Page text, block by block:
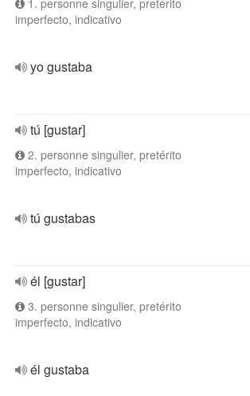
1. personne singulier, pretérito
imperfecto, indicativo
yo gustaba
tú [gustar]
2. personne singulier, pretérito
imperfecto, indicativo
tú gustabas
él [gustar]
3. personne singulier, pretérito
imperfecto, indicativo
él gustaba